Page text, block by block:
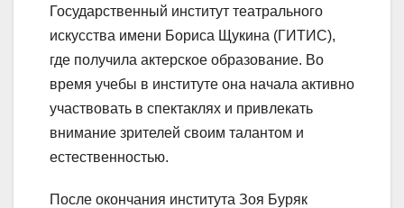
Государственный институт театрального
искусства имени Бориса Щукина (ГИТИС),
где получила актерское образование. Во
время учебы в институте она начала активно
участвовать в спектаклях и привлекать
внимание зрителей своим талантом и
естественностью.
После окончания института Зоя Буряк